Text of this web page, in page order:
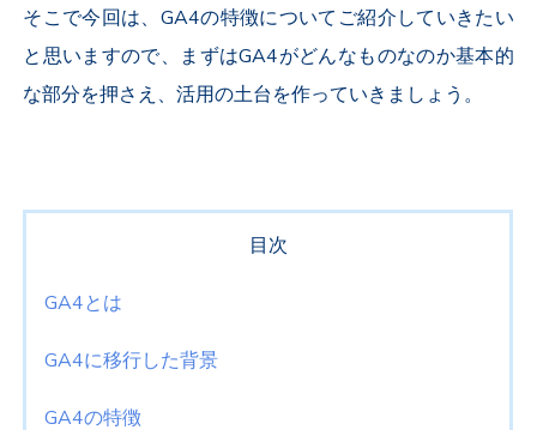
そこで今回は、GA4の特徴についてご紹介していきたい
と思いますので、まずはGA4がどんなものなのか基本的
な部分を押さえ、活用の土台を作っていきましょう。
目次
GA4とは
GA4に移行した背景
GA4の特徴